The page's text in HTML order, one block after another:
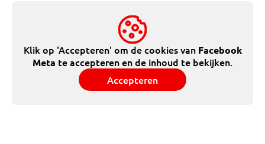
Klik op 'Accepteren' om de cookies van Facebook
Meta te accepteren en de inhoud te bekijken.
Accepteren